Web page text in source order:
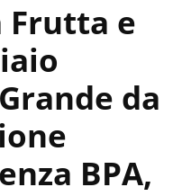
Frutta e
da
BPA,